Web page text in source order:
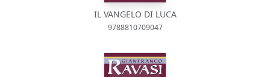
IL VANGELO DI LUCA
9788810709047